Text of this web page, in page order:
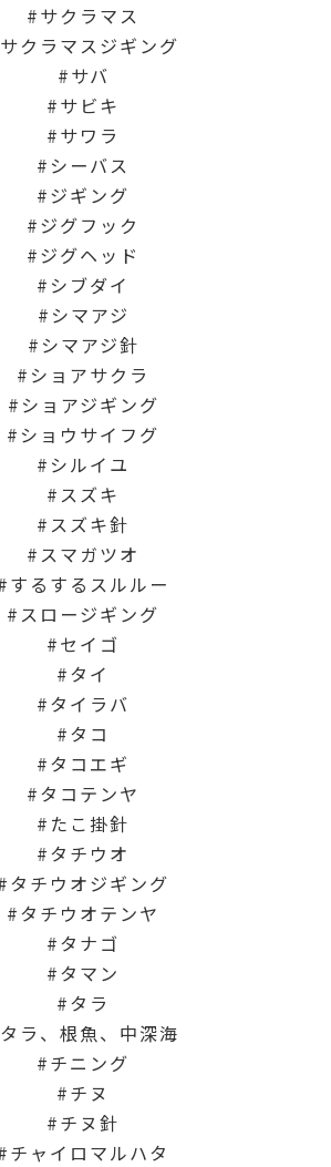
サクラマス
サクラマスジギング
サバ
サビキ
サワラ
シーバス
ジギング
ジグフック
ジグヘッド
シブダイ
シマアジ
シマアジ針
ショアサクラ
ショアジギング
ショウサイフグ
シルイユ
スズキ
スズキ針
スマガツオ
するするスルルー
スロージギング
セイゴ
タイ
タイラバ
タコ
タコエギ
タコテンヤ
たこ掛針
タチウオ
タチウオジギング
タチウオテンヤ
タナゴ
タマン
タラ
タラ、根魚、中深海
チニング
チヌ
チヌ針
チャイロマルハタ